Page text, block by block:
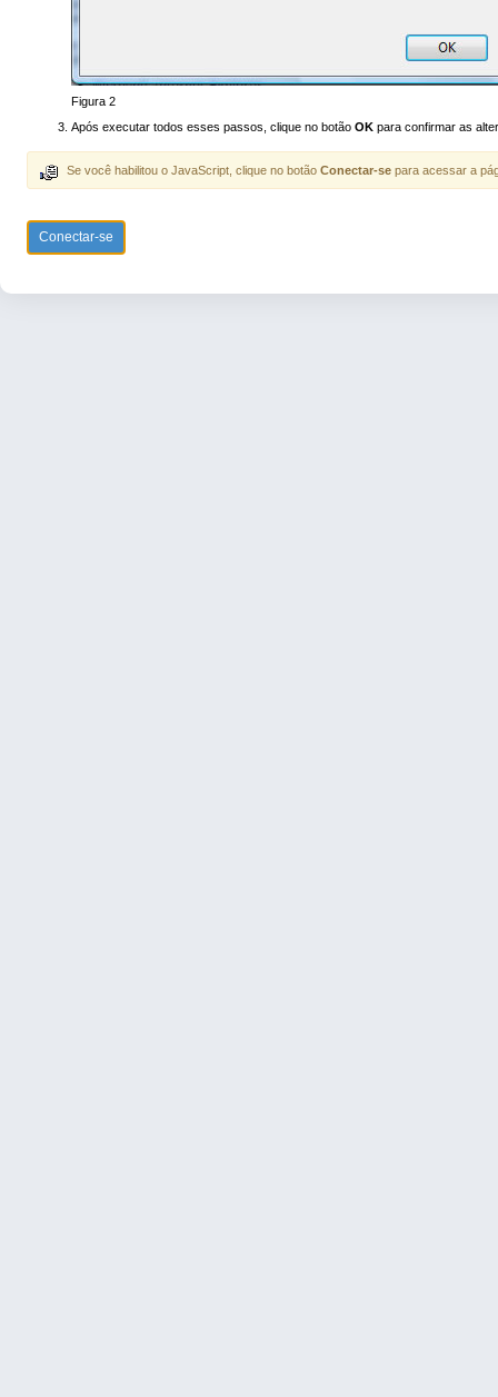
Figura 2
Após executar todos esses passos, clique no botão OK para confirmar as
Se você habilitou o JavaScript, clique no botão Conectar-se para acessar a